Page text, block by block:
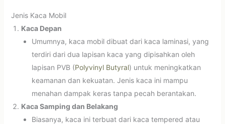
Jenis Kaca Mobil
Kaca Depan
Umumnya, kaca mobil dibuat dari kaca laminasi, yang
terdiri dari dua lapisan kaca yang dipisahkan oleh
lapisan PVB (Polyvinyl Butyral) untuk meningkatkan
keamanan dan kekuatan. Jenis kaca ini mampu
menahan dampak keras tanpa pecah berantakan.
Kaca Samping dan Belakang
Biasanya, kaca ini terbuat dari kaca tempered atau